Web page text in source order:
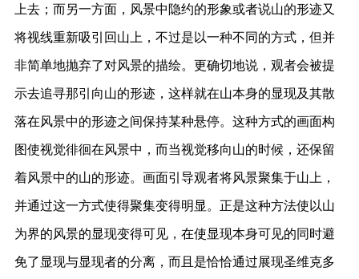
上去；而另一方面，风景中隐约的形象或者说山的形迹又
将视线重新吸引回山上，不过是以一种不同的方式，但并
非简单地抛弃了对风景的描绘。更确切地说，观者会被提
示去追寻那引向山的形迹，这样就在山本身的显现及其散
落在风景中的形迹之间保持某种悬停。这种方式的画面构
图使视觉徘徊在风景中，而当视觉移向山的时候，还保留
着风景中的山的形迹。画面引导观者将风景聚集于山上，
并通过这一方式使得聚集变得明显。正是这种方法使以山
为界的风景的显现变得可见，在使显现本身可见的同时避
免了显现与显现者的分离，而且是恰恰通过展现圣维克多